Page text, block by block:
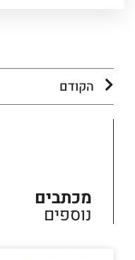
הקודם
מכתבים
נוספים